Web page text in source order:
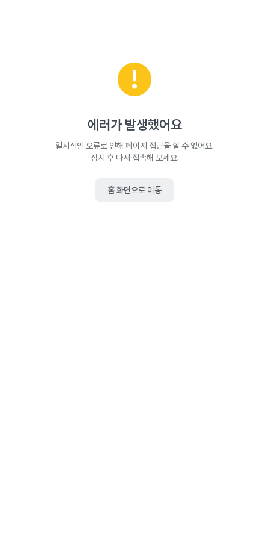
에러가 발생했어요
일시적인 오류로 인해 페이지 접근을 할 수 없어요.
잠시 후 다시 접속해 보세요.
홈 화면으로 이동